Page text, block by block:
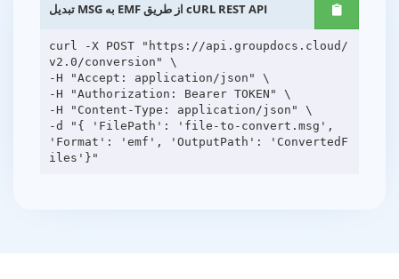
تبدیل MSG به EMF از طریق cURL REST API
curl -X POST "https://api.groupdocs.cloud/
v2.0/conversion" \
-H "Accept: application/json" \
-H "Authorization: Bearer TOKEN" \
-H "Content-Type: application/json" \
-d "{ 'FilePath': 'file-to-convert.msg',
'Format': 'emf', 'OutputPath': 'ConvertedF